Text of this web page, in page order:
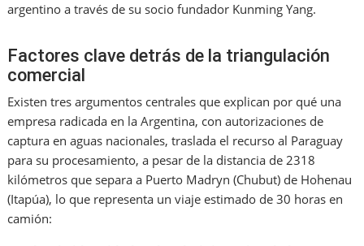
argentino a través de su socio fundador Kunming Yang.
Factores clave detrás de la triangulación
comercial
Existen tres argumentos centrales que explican por qué una
empresa radicada en la Argentina, con autorizaciones de
captura en aguas nacionales, traslada el recurso al Paraguay
para su procesamiento, a pesar de la distancia de 2318
kilómetros que separa a Puerto Madryn (Chubut) de Hohenau
(Itapúa), lo que representa un viaje estimado de 30 horas en
camión: